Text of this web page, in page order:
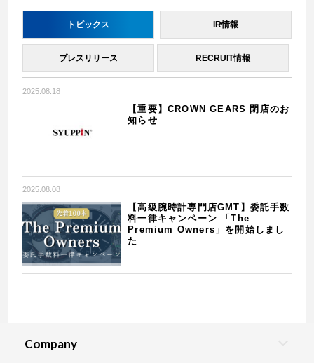
トピックス IR情報
プレスリリース RECRUIT情報
2025.08.18
【重要】CROWN GEARS 閉店のお
知らせ
2025.08.08
【高級腕時計専門店GMT】委託手数
料一律キャンペーン 「The
Premium Owners」を開始しまし
た
Company